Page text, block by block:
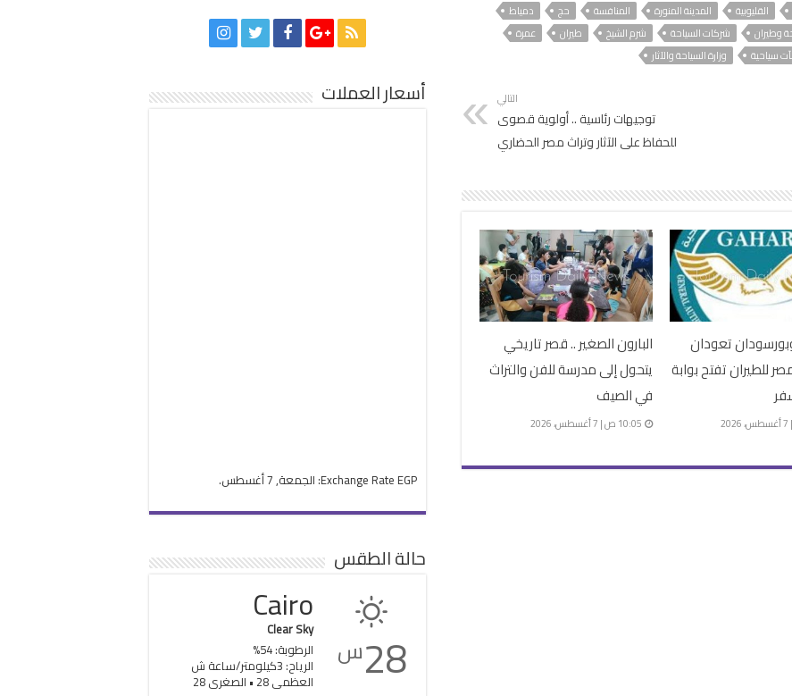
القليوبية المدينة المنورة المنافسة حج
دمياط
وطيران شركات السياحة شرم الشيخ طيران
عمرة
سياحية وزارة السياحة والآثار
التالي
توجيهات رئاسية .. أولوية قصوى
للحفاظ على الآثار وتراث مصر الحضاري
تعودان
للطيران تفتح بوابة
البارون الصغير .. قصر تاريخي
يتحول إلى مدرسة للفن والتراث
في الصيف
10:05 ص | 7 أغسطس، 2026
أسعار العملات
Exchange Rate EGP : الجمعة, 7 أغسطس.
حالة الطقس
28س
Cairo
Clear Sky
الرطوبة: 54%
الرياح: 3كيلومتر/ساعة ش
العظمى 28 • الصغرى 28